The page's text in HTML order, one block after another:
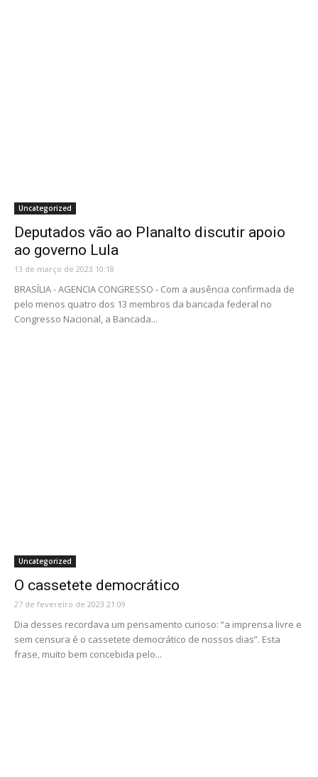
Uncategorized
Deputados vão ao Planalto discutir apoio
ao governo Lula
13 de março de 2023 10:18
BRASÍLIA - AGENCIA CONGRESSO - Com a ausência confirmada de
pelo menos quatro dos 13 membros da bancada federal no
Congresso Nacional, a Bancada...
Uncategorized
O cassetete democrático
27 de fevereiro de 2023 21:09
Dia desses recordava um pensamento curioso: “a imprensa livre e
sem censura é o cassetete democrático de nossos dias”. Esta
frase, muito bem concebida pelo...